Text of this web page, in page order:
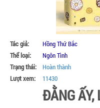
Tác giả:
Hồng Thứ Bắc
Thể loại:
Ngôn Tình
Trạng thái:
Hoàn thành
Lượt xem:
11430
ĐẰNG ẤY,